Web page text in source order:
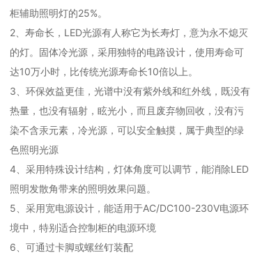
柜辅助照明灯的25%。
2、寿命长，LED光源有人称它为长寿灯，意为永不熄灭
的灯。固体冷光源，采用独特的电路设计，使用寿命可
达10万小时，比传统光源寿命长10倍以上。
3、环保效益更佳，光谱中没有紫外线和红外线，既没有
热量，也没有辐射，眩光小，而且废弃物回收，没有污
染不含汞元素，冷光源，可以安全触摸，属于典型的绿
色照明光源
4、采用特殊设计结构，灯体角度可以调节，能消除LED
照明发散角带来的照明效果问题。
5、采用宽电源设计，能适用于AC/DC100-230V电源环
境中，特别适合控制柜的电源环境
6、可通过卡脚或螺丝钉装配